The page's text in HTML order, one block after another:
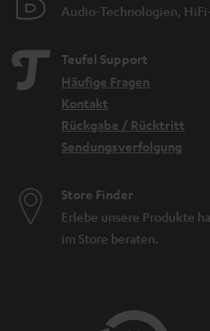
Audio-Technologien,
Teufel Support
Häufige Fragen
Kontakt
Rückgabe / Rücktritt
Sendungsverfolgung
Store Finder
Erlebe unsere Produkte
im Store beraten.